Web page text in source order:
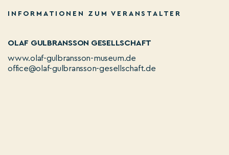
INFORMATIONEN ZUM VERANSTALTER
OLAF GULBRANSSON GESELLSCHAFT
www.olaf-gulbransson-museum.de
office@olaf-gulbransson-gesellschaft.de